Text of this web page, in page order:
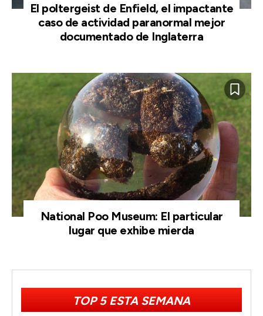
El poltergeist de Enfield, el impactante
caso de actividad paranormal mejor
documentado de Inglaterra
National Poo Museum: El particular
lugar que exhibe mierda
TOP 5 ESTA SEMANA